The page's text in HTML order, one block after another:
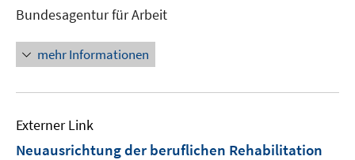
Bundesagentur für Arbeit
mehr Informationen
Externer Link
Neuausrichtung der beruflichen Rehabilitation